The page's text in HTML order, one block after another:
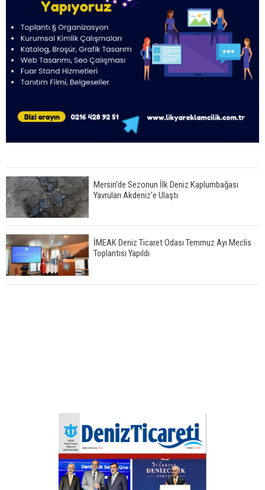
Mersin'de Sezonun İlk Deniz Kaplumbağası
Yavruları Akdeniz'e Ulaştı
İMEAK Deniz Ticaret Odası Temmuz Ayı Meclis
Toplantısı Yapıldı